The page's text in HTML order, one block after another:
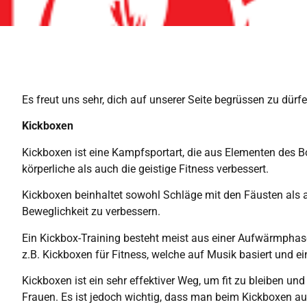
Es freut uns sehr, dich auf unserer Seite begrüssen zu
Kickboxen
Kickboxen ist eine Kampfsportart, die aus Elementen des
körperliche als auch die geistige Fitness verbessert.
Kickboxen beinhaltet sowohl Schläge mit den Fäusten
Beweglichkeit zu verbessern.
Ein Kickbox-Training besteht meist aus einer
z.B. Kickboxen für Fitness, welche auf Musik basiert und
Kickboxen ist ein sehr effektiver Weg, um fit zu bleiben
Frauen. Es ist jedoch wichtig, dass man beim Kickboxen